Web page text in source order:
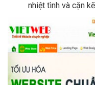
nhiệt tình và cặn